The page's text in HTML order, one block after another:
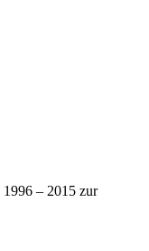
1996 – 2015 zur